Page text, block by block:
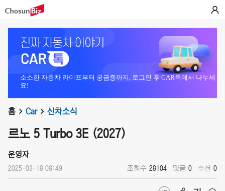
소소한 자동차 라이프부터 궁금증까지, 로그인 후 CAR톡에서 나누세
요!
홈 Car 신차소식
르노 5 Turbo 3E (2027)
운영자
2025-03-18 08:49 조회수 28104 댓글 0 추천 0